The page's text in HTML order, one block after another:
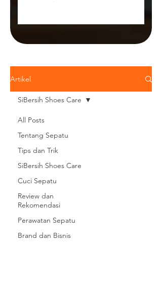
yang...
Artikel
All Posts
Tentang Sepatu
Tips dan Trik
SiBersih Shoes Care
Cuci Sepatu
Review dan
Rekomendasi
Perawatan Sepatu
Brand dan Bisnis
SiBersih Shoes Care